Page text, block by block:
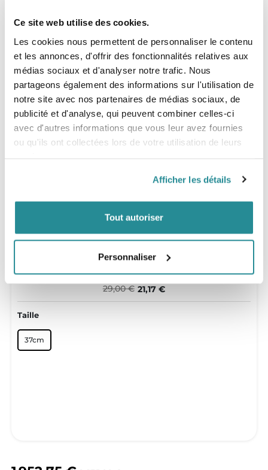
Ce site web utilise des cookies.
Les cookies nous permettent de personnaliser le contenu
et les annonces, d'offrir des fonctionnalités relatives aux
médias sociaux et d'analyser notre trafic. Nous
partageons également des informations sur l'utilisation de
notre site avec nos partenaires de médias sociaux, de
publicité et d'analyse, qui peuvent combiner celles-ci
avec d'autres informations que vous leur avez fournies
ou qu'ils ont collectées lors de votre utilisation de leurs
Afficher les détails
Tout autoriser
Personnaliser
Poignée souple F-ONE
29,00 € 21,17 €
Taille
37cm